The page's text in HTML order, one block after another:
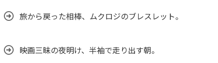
旅から戻った相棒、ムクロジのブレスレット。
映画三昧の夜明け、半袖で走り出す朝。